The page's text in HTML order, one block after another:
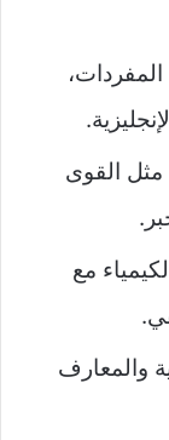
المفردات،
القوى
مع
والمعارف